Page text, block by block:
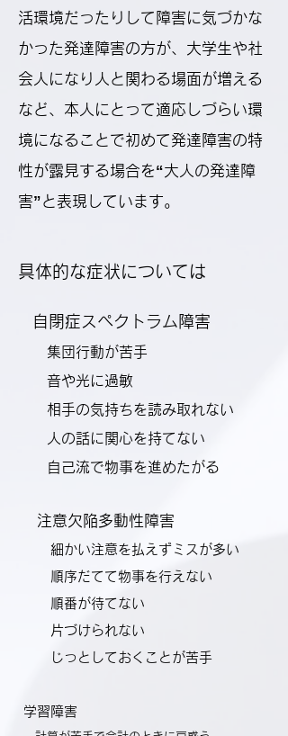
活環境だったりして障害に気づかな
かった発達障害の方が、大学生や社
会人になり人と関わる場面が増える
など、本人にとって適応しづらい環
境になることで初めて発達障害の特
性が露見する場合を“大人の発達障
害”と表現しています。
​具体的な症状については
自閉症スペクトラム障害
集団行動が苦手
音や光に過敏
相手の気持ちを読み取れない
人の話に関心を持てない
自己流で物事を進めたがる
注意欠陥多動性障害
細かい注意を払えずミスが多い
順序だてて物事を行えない
順番が待てない
片づけられない
じっとしておくことが苦手
学習障害